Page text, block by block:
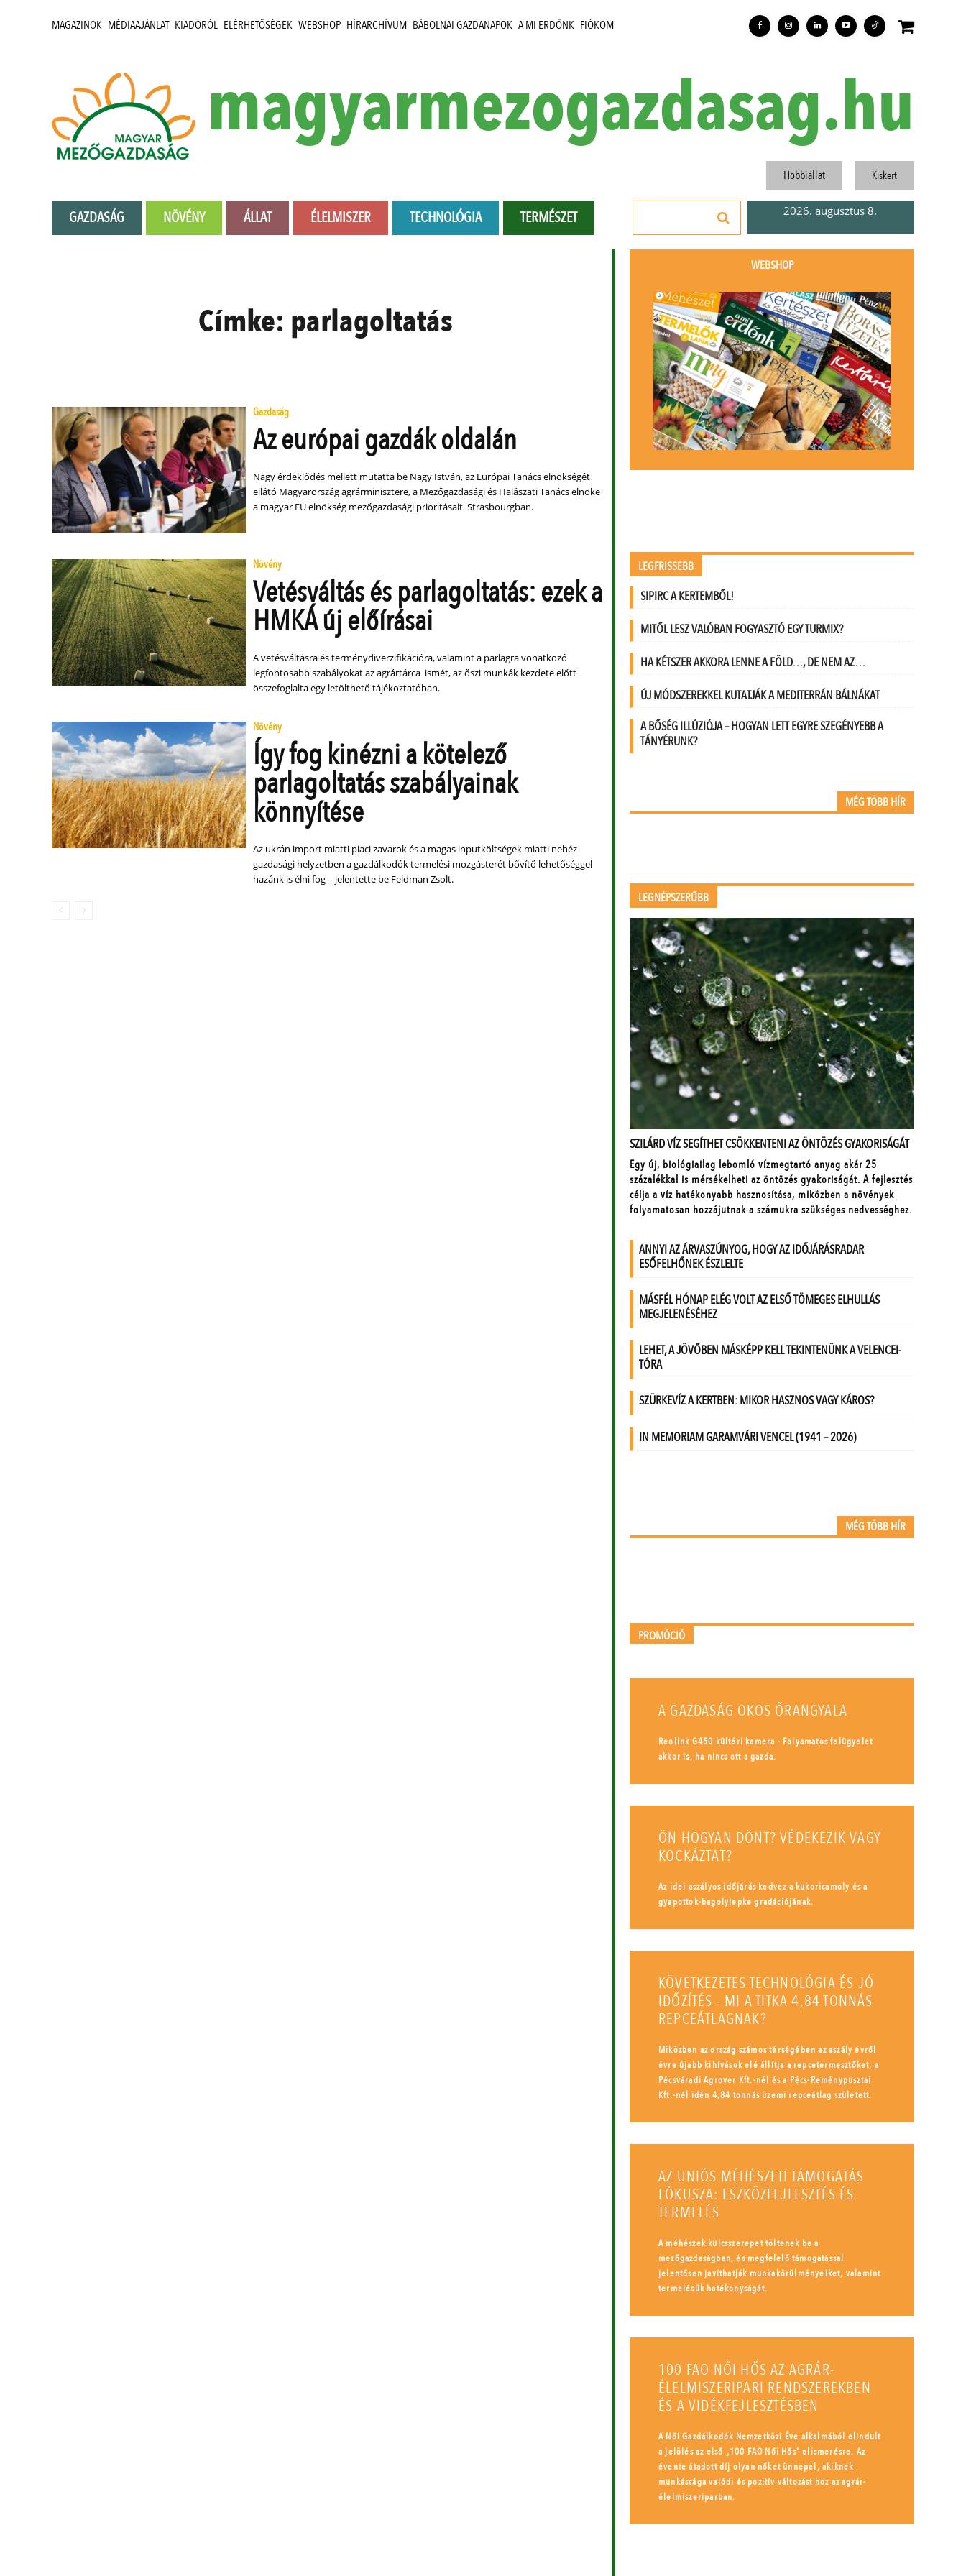
MAGAZINOK MÉDIAAJÁNLAT KIADÓRÓL ELÉRHETŐSÉGEK WEBSHOP HÍRARCHÍVUM BÁBOLNAI GAZDANAPOK A MI ERDŐNK FIÓKOM
magyarmezogazdasag.hu
GAZDASÁG NÖVÉNY ÁLLAT ÉLELMISZER TECHNOLÓGIA TERMÉSZET
Hobbiállat Kiskert
2026. augusztus 8.
Címke: parlagoltatás
Gazdaság
Az európai gazdák oldalán
Nagy érdeklődés mellett mutatta be Nagy István, az Európai Tanács elnökségét
ellátó Magyarország agrárminisztere, a Mezőgazdasági és Halászati Tanács elnöke
a magyar EU elnökség mezőgazdasági prioritásait Strasbourgban.
Növény
Vetésváltás és parlagoltatás: ezek a
HMKÁ új előírásai
A vetésváltásra és terménydiverzifikációra, valamint a parlagra vonatkozó
legfontosabb szabályokat az agrártárca ismét, az őszi munkák kezdete előtt
összefoglalta egy letölthető tájékoztatóban.
Növény
Így fog kinézni a kötelező
parlagoltatás szabályainak
könnyítése
Az ukrán import miatti piaci zavarok és a magas inputköltségek miatti nehéz
gazdasági helyzetben a gazdálkodók termelési mozgásterét bővítő lehetőséggel
hazánk is élni fog – jelentette be Feldman Zsolt.
WEBSHOP
LEGFRISSEBB
SIPIRC A KERTEMBŐL!
MITŐL LESZ VALÓBAN FOGYASZTÓ EGY TURMIX?
HA KÉTSZER AKKORA LENNE A FÖLD…, DE NEM AZ…
ÚJ MÓDSZEREKKEL KUTATJÁK A MEDITERRÁN BÁLNÁKAT
A BŐSÉG ILLÚZIÓJA – HOGYAN LETT EGYRE SZEGÉNYEBB A
TÁNYÉRUNK?
MÉG TÖBB HÍR
LEGNÉPSZERŰBB
MÉG TÖBB HÍR
PROMÓCIÓ
A GAZDASÁG OKOS ŐRANGYALA
Reolink G450 kültéri kamera - Folyamatos felügyelet
akkor is, ha nincs ott a gazda.
ÖN HOGYAN DÖNT? VÉDEKEZIK VAGY
KOCKÁZTAT?
Az idei aszályos időjárás kedvez a kukoricamoly és a
gyapottok-bagolylepke gradációjának.
KÖVETKEZETES TECHNOLÓGIA ÉS JÓ
IDŐZÍTÉS - MI A TITKA 4,84 TONNÁS
REPCEÁTLAGNAK?
Miközben az ország számos térségében az aszály évről
évre újabb kihívások elé állítja a repcetermesztőket, a
Pécsváradi Agrover Kft.-nél és a Pécs-Reménypusztai
Kft.-nél idén 4,84 tonnás üzemi repceátlag született.
AZ UNIÓS MÉHÉSZETI TÁMOGATÁS
FÓKUSZA: ESZKÖZFEJLESZTÉS ÉS
TERMELÉS
A méhészek kulcsszerepet töltenek be a
mezőgazdaságban, és megfelelő támogatással
jelentősen javíthatják munkakörülményeiket, valamint
termelésük hatékonyságát.
100 FAO NŐI HŐS AZ AGRÁR-
ÉLELMISZERIPARI RENDSZEREKBEN
ÉS A VIDÉKFEJLESZTÉSBEN
A Női Gazdálkodók Nemzetközi Éve alkalmából elindult
a jelölés az első „100 FAO Női Hős” elismerésre. Az
évente átadott díj olyan nőket ünnepel, akiknek
munkássága valódi és pozitív változást hoz az agrár-
élelmiszeriparban.